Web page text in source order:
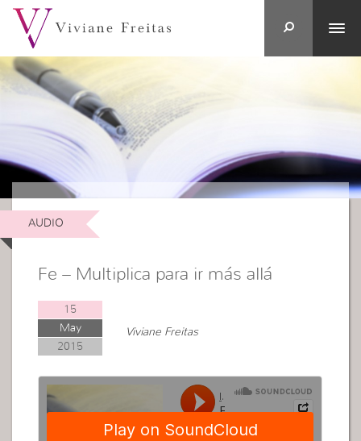
AUDIO
Fe – Multiplica para ir más allá
15
May
2015
Viviane Freitas